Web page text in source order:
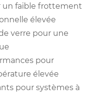
un faible frottement
élevée
verre pour une
pour
élevée
pour systèmes à